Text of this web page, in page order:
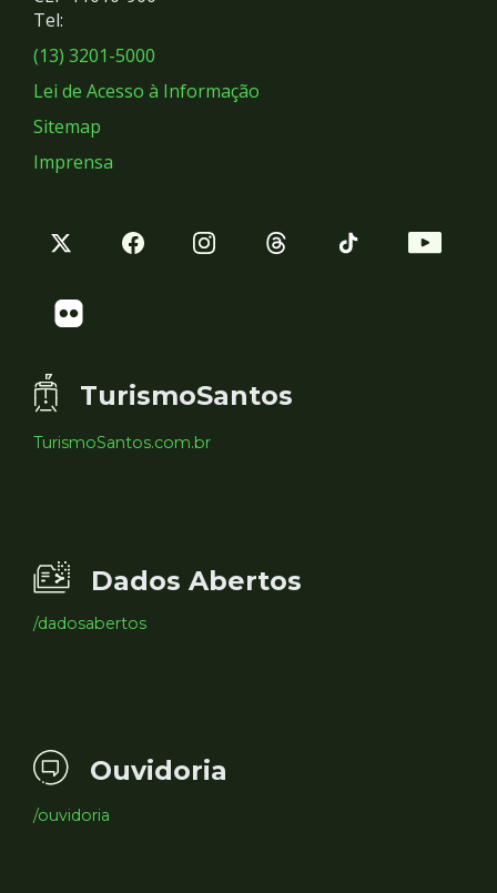
Sociais
Tel:
(13) 3201-5000
Lei de Acesso à Informação
Sitemap
Imprensa
TurismoSantos
TurismoSantos.com.br
Dados Abertos
/dadosabertos
Ouvidoria
/ouvidoria